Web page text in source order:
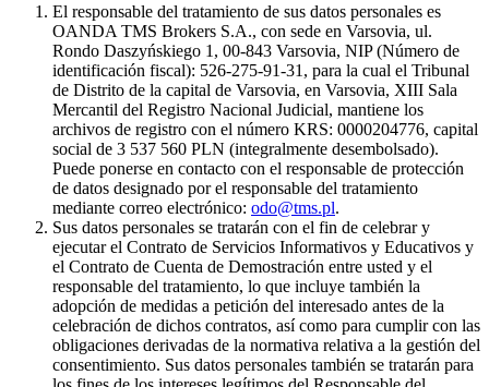
El responsable del tratamiento de sus datos personales es
OANDA TMS Brokers S.A., con sede en Varsovia, ul.
Rondo Daszyńskiego 1, 00-843 Varsovia, NIP (Número de
identificación fiscal): 526-275-91-31, para la cual el Tribunal
de Distrito de la capital de Varsovia, en Varsovia, XIII Sala
Mercantil del Registro Nacional Judicial, mantiene los
archivos de registro con el número KRS: 0000204776, capital
social de 3 537 560 PLN (integralmente desembolsado).
Puede ponerse en contacto con el responsable de protección
de datos designado por el responsable del tratamiento
mediante correo electrónico: odo@tms.pl.
Sus datos personales se tratarán con el fin de celebrar y
ejecutar el Contrato de Servicios Informativos y Educativos y
el Contrato de Cuenta de Demostración entre usted y el
responsable del tratamiento, lo que incluye también la
adopción de medidas a petición del interesado antes de la
celebración de dichos contratos, así como para cumplir con las
obligaciones derivadas de la normativa relativa a la gestión del
consentimiento. Sus datos personales también se tratarán para